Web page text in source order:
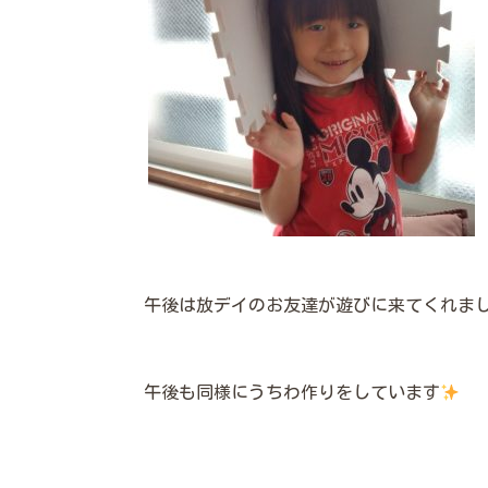
午後は放デイのお友達が遊びに来てくれま
午後も同様にうちわ作りをしています